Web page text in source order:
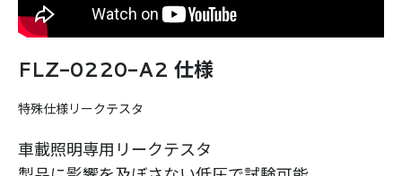
FLZ-0220-A2 仕様
特殊仕様リークテスタ
車載照明専用リークテスタ